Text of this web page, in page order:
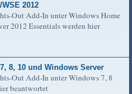
2012
Out Add-In unter Windows Home
2012 Essentials werden hier
8, 10 und Windows Server
Out Add-In unter Windows 7, 8
beantwortet